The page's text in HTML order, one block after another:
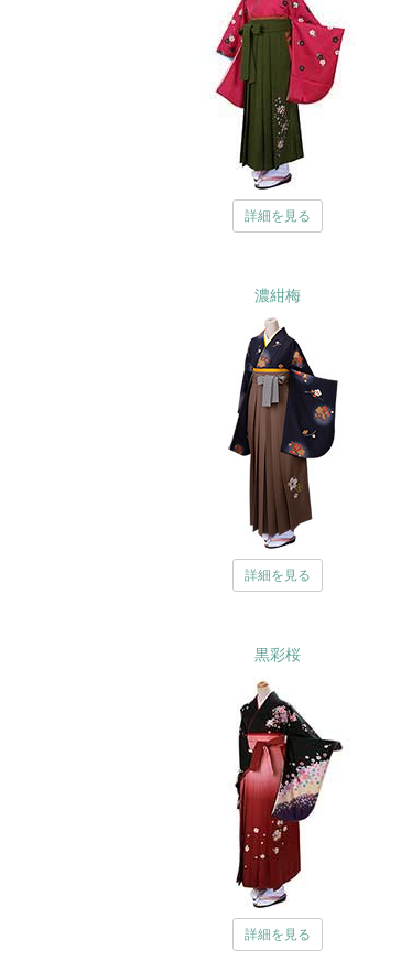
詳細を見る
濃紺梅
詳細を見る
黒彩桜
詳細を見る